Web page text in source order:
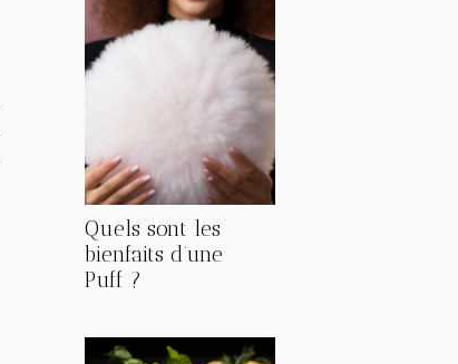
Quels sont les
bienfaits d’une
Puff ?